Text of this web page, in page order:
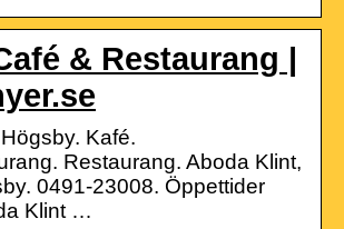
& Restaurang |
Kafé.
Restaurang. Aboda Klint,
0491-23008. Öppettider
Klint …